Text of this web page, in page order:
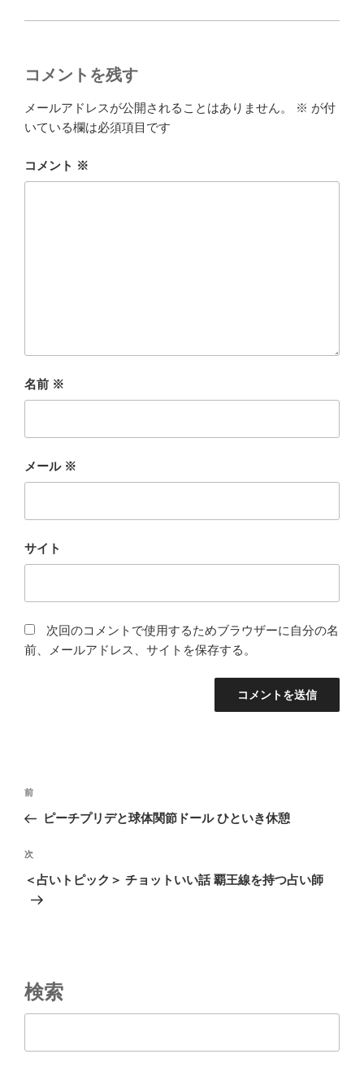
コメントを残す
メールアドレスが公開されることはありません。 ※ が付
いている欄は必須項目です
コメント ※
名前 ※
メール ※
サイト
次回のコメントで使用するためブラウザーに自分の名
前、メールアドレス、サイトを保存する。
投
ビ
ゲ
ー
前
の
稿
前
ピーチプリデと球体関節ドール ひといき休憩
次
の
次
＜占いトピック＞ チョットいい話 覇王線を持つ占い師
検索